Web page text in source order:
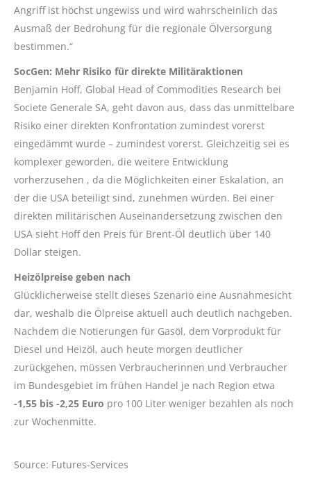
Angriff ist höchst ungewiss und wird wahrscheinlich das
Ausmaß der Bedrohung für die regionale Ölversorgung
bestimmen.“
SocGen: Mehr Risiko für direkte Militäraktionen
Benjamin Hoff, Global Head of Commodities Research bei
Societe Generale SA, geht davon aus, dass das unmittelbare
Risiko einer direkten Konfrontation zumindest vorerst
eingedämmt wurde – zumindest vorerst. Gleichzeitig sei es
komplexer geworden, die weitere Entwicklung
vorherzusehen , da die Möglichkeiten einer Eskalation, an
der die USA beteiligt sind, zunehmen würden. Bei einer
direkten militärischen Auseinandersetzung zwischen den
USA sieht Hoff den Preis für Brent-Öl deutlich über 140
Dollar steigen.
Heizölpreise geben nach
Glücklicherweise stellt dieses Szenario eine Ausnahmesicht
dar, weshalb die Ölpreise aktuell auch deutlich nachgeben.
Nachdem die Notierungen für Gasöl, dem Vorprodukt für
Diesel und Heizöl, auch heute morgen deutlicher
zurückgehen, müssen Verbraucherinnen und Verbraucher
im Bundesgebiet im frühen Handel je nach Region etwa
-1,55 bis -2,25 Euro pro 100 Liter weniger bezahlen als noch
zur Wochenmitte.
Source: Futures-Services